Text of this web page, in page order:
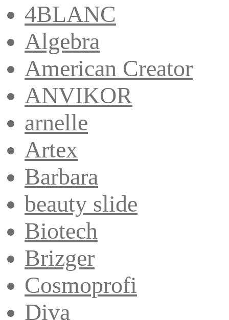
4BLANC
Algebra
American Creator
ANVIKOR
arnelle
Artex
Barbara
beauty slide
Biotech
Brizger
Cosmoprofi
Diva